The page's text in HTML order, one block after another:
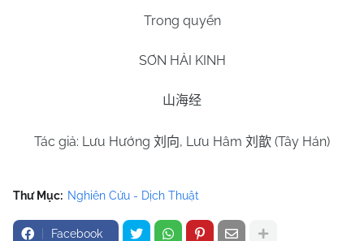
Trong quyển
SƠN HẢI KINH
山海经
Tác giả: Lưu Hướng 刘向, Lưu Hâm 刘歆 (Tây Hán)
Thư Mục: Nghiên Cứu - Dịch Thuật
Facebook